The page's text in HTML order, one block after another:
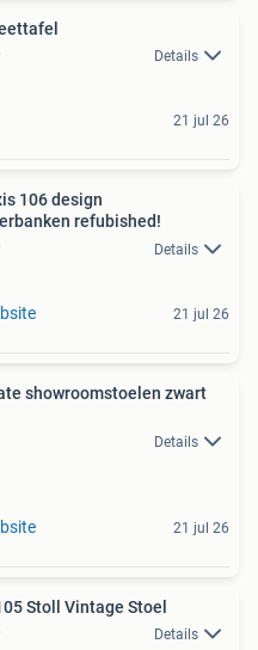
Details
21 jul 26
106 design
refubished!
Details
21 jul 26
showroomstoelen zwart
Details
21 jul 26
Stoll Vintage Stoel
Details